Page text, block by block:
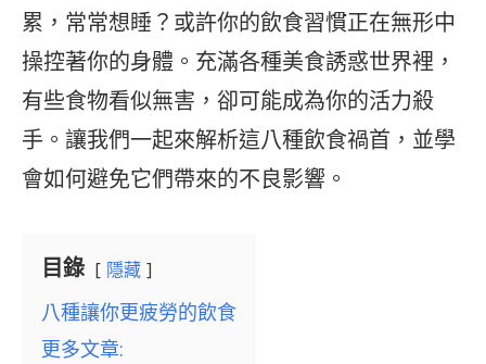
累，常常想睡？或許你的飲食習慣正在無形中
操控著你的身體。充滿各種美食誘惑世界裡，
有些食物看似無害，卻可能成為你的活力殺
手。讓我們一起來解析這八種飲食禍首，並學
會如何避免它們帶來的不良影響。
目錄 隱藏
八種讓你更疲勞的飲食
更多文章: